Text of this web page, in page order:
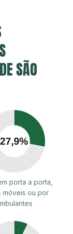
SÃO
porta a porta,
móveis ou por